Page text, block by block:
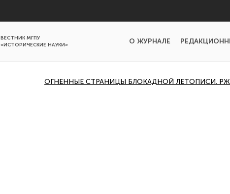
ВЕСТНИК МГПУ
«ИСТОРИЧЕСКИЕ НАУКИ»
О ЖУРНАЛЕ
ОГНЕННЫЕ СТРАНИЦЫ БЛОКАДНОЙ ЛЕТОПИСИ.